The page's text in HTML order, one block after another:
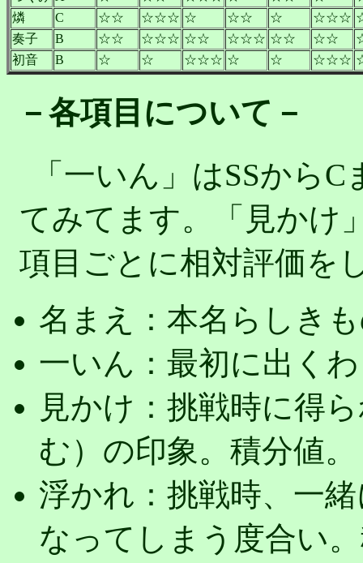
燐
C ☆☆ ☆☆☆ ☆ ☆☆ ☆ ☆☆☆
奏子
B ☆☆ ☆☆☆ ☆☆ ☆☆☆ ☆☆ ☆☆
初音
B ☆ ☆ ☆☆☆ ☆ ☆ ☆☆☆
－各項目について－
「一いん」はSSから
てみてます。「見かけ
項目ごとに相対評価を
名まえ：本名らしき
一いん：最初に出く
見かけ：挑戦時に得
む）の印象。積分値。
浮かれ：挑戦時、一
なってしまう度合い